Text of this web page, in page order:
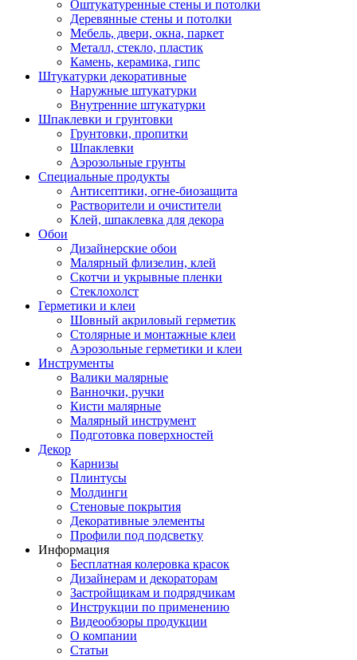
Оштукатуренные стены и потолки
Деревянные стены и потолки
Мебель, двери, окна, паркет
Металл, стекло, пластик
Камень, керамика, гипс
Штукатурки декоративные
Наружные штукатурки
Внутренние штукатурки
Шпаклевки и грунтовки
Грунтовки, пропитки
Шпаклевки
Аэрозольные грунты
Специальные продукты
Антисептики, огне-биозащита
Растворители и очистители
Клей, шпаклевка для декора
Обои
Дизайнерские обои
Малярный флизелин, клей
Скотчи и укрывные пленки
Стеклохолст
Герметики и клеи
Шовный акриловый герметик
Столярные и монтажные клеи
Аэрозольные герметики и клеи
Инструменты
Валики малярные
Ванночки, ручки
Кисти малярные
Малярный инструмент
Подготовка поверхностей
Декор
Карнизы
Плинтусы
Молдинги
Стеновые покрытия
Декоративные элементы
Профили под подсветку
Информация
Бесплатная колеровка красок
Дизайнерам и декораторам
Застройщикам и подрядчикам
Инструкции по применению
Видеообзоры продукции
О компании
Статьи